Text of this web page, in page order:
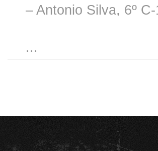
– Antonio Silva, 6º
...